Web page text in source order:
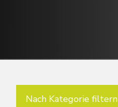
Nach Kategorie filtern